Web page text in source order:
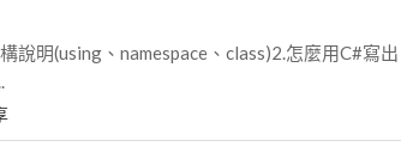
說明(using、namespace、class)2.怎麼用C#寫出